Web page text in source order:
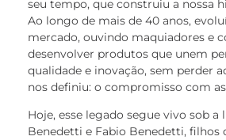
seu tempo, que construiu a nossa
Ao longo de mais de 40 anos,
mercado, ouvindo maquiadores e
desenvolver produtos que unem
qualidade e inovação, sem perder
nos definiu: o compromisso com as
Hoje, esse legado segue vivo sob a
Benedetti e Fabio Benedetti, filhos